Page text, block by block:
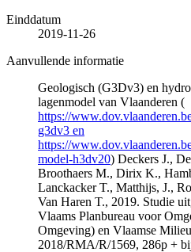
Einddatum
2019-11-26
Aanvullende informatie
Geologisch (G3Dv3) en
lagenmodel van Vlaanderen (
https://
g3dv3 en
https://
model-h3dv20) Deckers J.,
Broothaers M., Dirix K.,
Lanckacker T., Matthijs, J.,
Van Haren T., 2019. Studie
Vlaams Planbureau voor
Omgeving) en Vlaamse
2018/RMA/R/1569, 286p +